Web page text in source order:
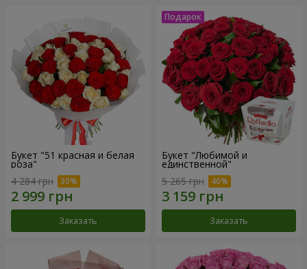
Букет "51 красная и белая
роза"
4 284 грн
Заказать
Букет "Любимой и
единственной"
5 265 грн
Заказать